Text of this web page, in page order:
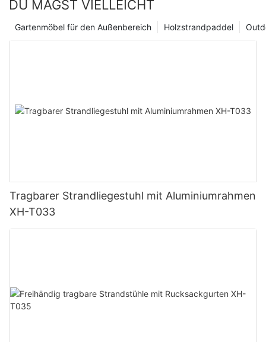
DU MAGST VIELLEICHT
Holzstrandpaddel
Gartenmöbel für den Außenbereich
Tragbarer Strandliegestuhl mit Aluminiumrahmen
XH-T033